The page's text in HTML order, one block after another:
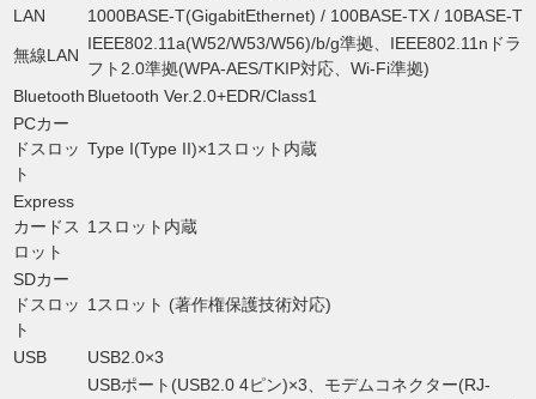
LAN
1000BASE-T(GigabitEthernet) / 100BASE-TX / 10BASE-T
無線LAN
IEEE802.11a(W52/W53/W56)/b/g準拠、IEEE802.11nドラ
フト2.0準拠(WPA-AES/TKIP対応、Wi-Fi準拠)
Bluetooth Bluetooth Ver.2.0+EDR/Class1
PCカー
ドスロッ
ト
Type I(Type II)×1スロット内蔵
Express
カードス
ロット
1スロット内蔵
SDカー
ドスロッ
ト
1スロット (著作権保護技術対応)
USB USB2.0×3
USBポート(USB2.0 4ピン)×3、モデムコネクター(RJ-